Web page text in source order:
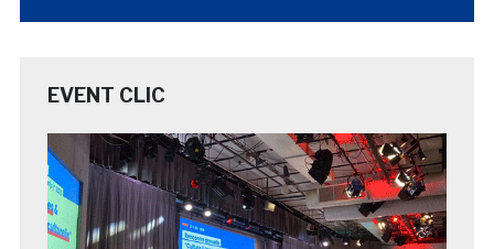
EVENT CLIC